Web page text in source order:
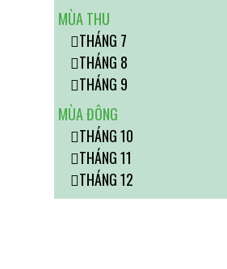
MÙA THU
THÁNG 7
THÁNG 8
THÁNG 9
MÙA ĐÔNG
THÁNG 10
THÁNG 11
THÁNG 12